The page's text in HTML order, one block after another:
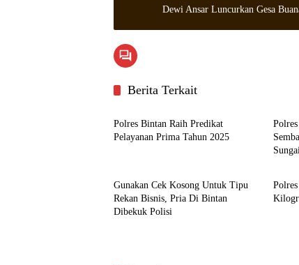
Dewi Ansar Luncurkan Gesa
Berita Terkait
Bintan
Polres Bintan Raih Predikat
Pelayanan Prima Tahun 2025
Gunakan Cek Kosong Untuk Tipu
Rekan Bisnis, Pria Di Bintan
Dibekuk Polisi